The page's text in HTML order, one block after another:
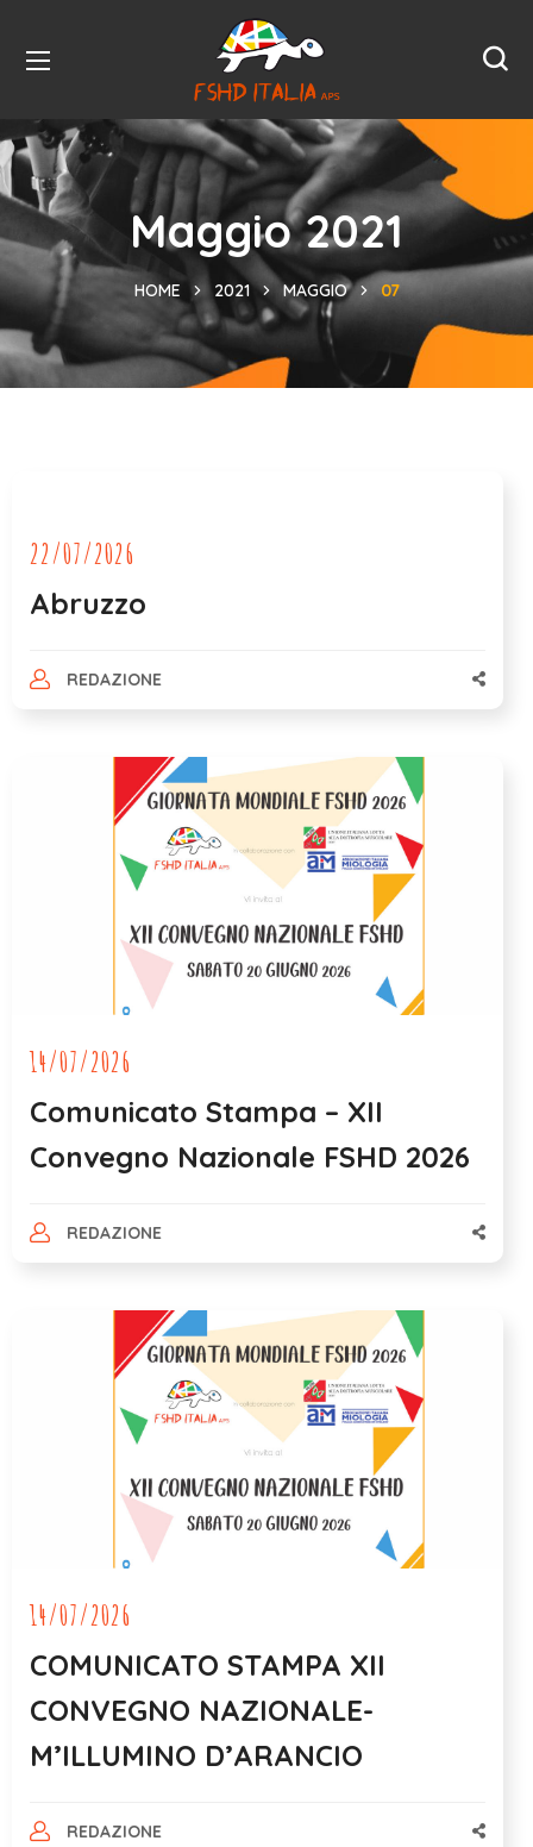
Maggio 2021
HOME 2021 MAGGIO 07
22/07/2026
Abruzzo
REDAZIONE
14/07/2026
Comunicato Stampa – XII
Convegno Nazionale FSHD 2026
REDAZIONE
14/07/2026
COMUNICATO STAMPA XII
CONVEGNO NAZIONALE-
M’ILLUMINO D’ARANCIO
REDAZIONE